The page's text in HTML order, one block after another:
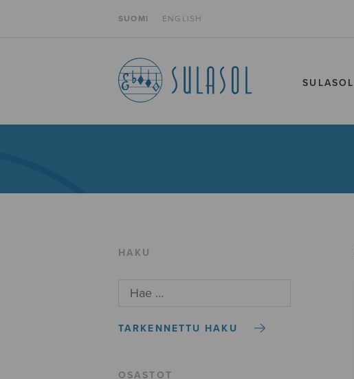
SUOMI ENGLISH
SULASOL
HAKU
TARKENNETTU HAKU
OSASTOT